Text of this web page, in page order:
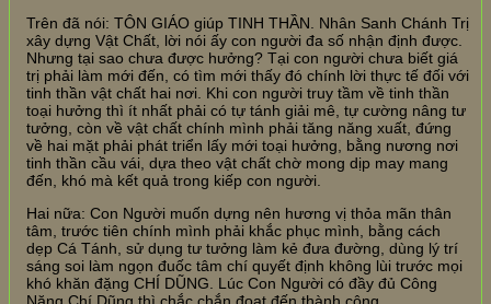
Trên đã nói: TÔN GIÁO giúp TINH THẦN. Nhân Sanh Chánh Trị
xây dựng Vật Chất, lời nói ấy con người đa số nhận định được.
Nhưng tại sao chưa được hưởng? Tại con người chưa biết giá
trị phải làm mới đến, có tìm mới thấy đó chính lời thực tế đối với
tinh thần vật chất hai nơi. Khi con người truy tầm về tinh thần
toại hưởng thì ít nhất phải có tự tánh giải mê, tự cường nâng tư
tưởng, còn về vật chất chính mình phải tăng năng xuất, đứng
về hai mặt phải phát triển lấy mới toại hưởng, bằng nương nơi
tinh thần cầu vái, dựa theo vật chất chờ mong dịp may mang
đến, khó mà kết quả trong kiếp con người.
Hai nữa: Con Người muốn dựng nên hương vị thỏa mãn thân
tâm, trước tiên chính mình phải khắc phục mình, bằng cách
dẹp Cá Tánh, sử dụng tư tưởng làm kẻ đưa đường, dùng lý trí
sáng soi làm ngọn đuốc tâm chí quyết định không lùi trước mọi
khó khăn đặng CHÍ DŨNG. Lúc Con Người có đầy đủ Công